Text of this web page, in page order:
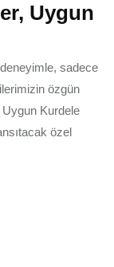
Uygun
sadece
özgün
Kurdele
özel